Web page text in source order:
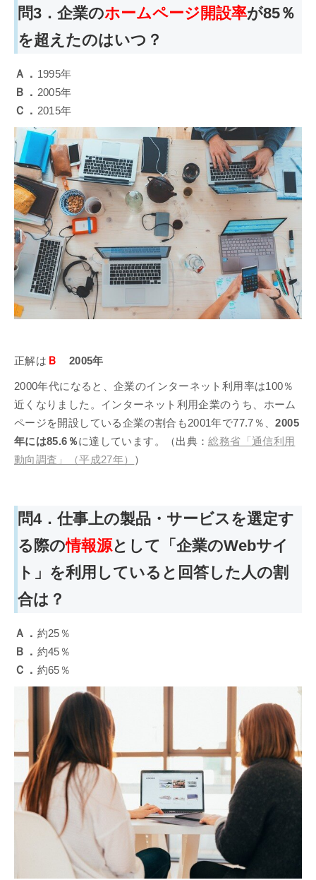
問3．企業のホームページ開設率が85％
を超えたのはいつ？
Ａ． 1995年
Ｂ． 2005年
Ｃ． 2015年
正解は Ｂ 2005年
2000年代になると、企業のインターネット利用率は100％
近くなりました。インターネット利用企業のうち、ホーム
ページを開設している企業の割合も2001年で77.7％、2005
年には85.6％に達しています。（出典：総務省「通信利用
動向調査」（平成27年） ）
問4．仕事上の製品・サービスを選定す
る際の情報源として「企業のWebサイ
ト」を利用していると回答した人の割
合は？
Ａ． 約25％
Ｂ． 約45％
Ｃ． 約65％